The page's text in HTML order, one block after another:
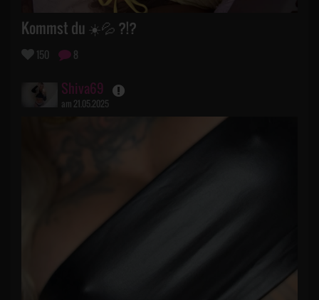
Kommst du ☀️💦 ?!?
150 8
Shiva69
am 21.05.2025